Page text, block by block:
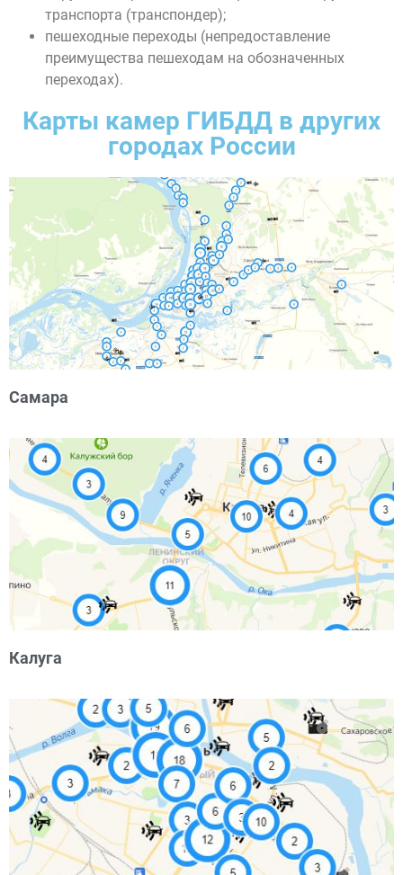
транспорта (транспондер);
пешеходные переходы (непредоставление
преимущества пешеходам на обозначенных
переходах).
Карты камер ГИБДД в других
городах России
Самара
Калуга